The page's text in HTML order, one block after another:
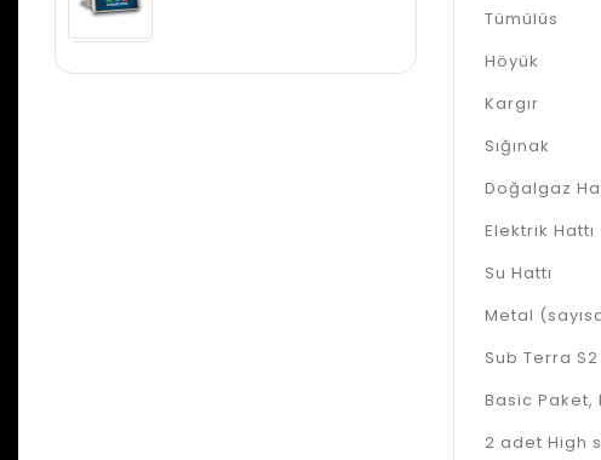
Tümülüs
Höyük
Kargır
Sığınak
Doğalgaz
Elektrik Hattı
Su Hattı
Metal
Sub Terra S2
Basic Paket,
2 adet High